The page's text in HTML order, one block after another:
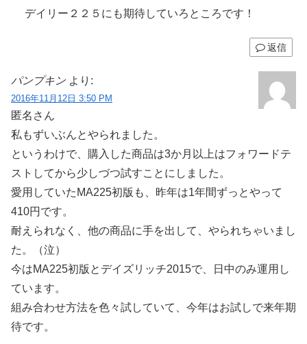
デイリー２２５にも期待していろところです！
返信
パンプキン より:
2016年11月12日 3:50 PM
匿名さん
私もずいぶんとやられました。
というわけで、購入した商品は3か月以上はフォワードテ
ストしてから少しづつ試すことにしました。
愛用していたMA225初版も、昨年は1年間ずっとやって
410円です。
耐えられなく、他の商品に手を出して、やられちゃいまし
た。（泣）
今はMA225初版とデイズリッチ2015で、日中のみ運用し
ています。
組み合わせ方法を色々試していて、今年はお試しで来年期
待です。